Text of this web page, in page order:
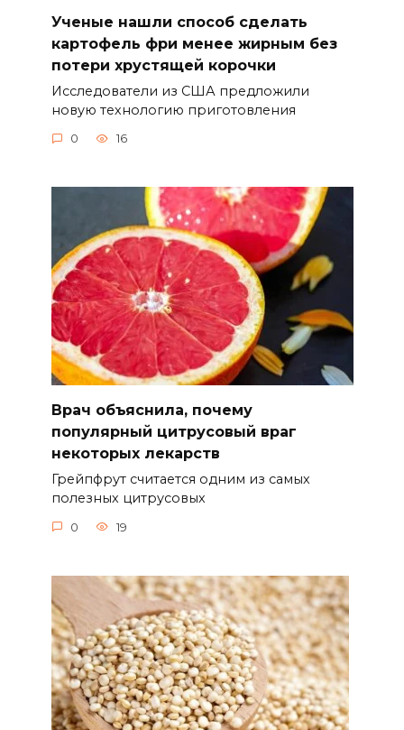
Ученые нашли способ сделать
картофель фри менее жирным без
потери хрустящей корочки
Исследователи из США предложили
новую технологию приготовления
0 16
Врач объяснила, почему
популярный цитрусовый враг
некоторых лекарств
Грейпфрут считается одним из самых
полезных цитрусовых
0 19